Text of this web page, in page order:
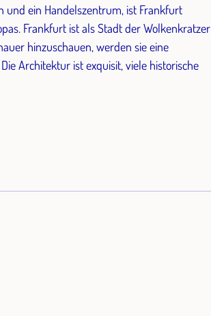
und ein Handelszentrum, ist Frankfurt
Frankfurt ist als Stadt der Wolkenkratzer
hinzuschauen, werden sie eine
Architektur ist exquisit, viele historische